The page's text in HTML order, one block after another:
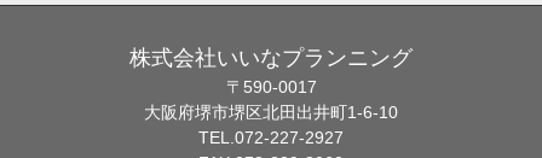
株式会社いいなプランニング
〒590-0017
大阪府堺市堺区北田出井町1-6-10
TEL.072-227-2927